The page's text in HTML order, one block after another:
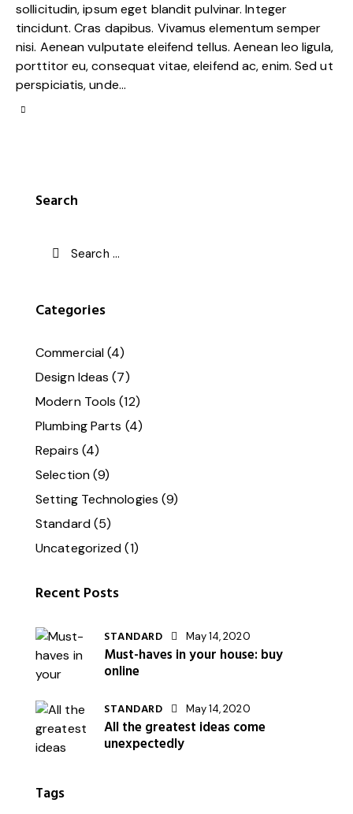
sollicitudin, ipsum eget blandit pulvinar. Integer
tincidunt. Cras dapibus. Vivamus elementum semper
nisi. Aenean vulputate eleifend tellus. Aenean leo ligula,
porttitor eu, consequat vitae, eleifend ac, enim. Sed ut
perspiciatis, unde…
Search
Categories
Commercial(4)
Design Ideas (7)
Modern Tools (12)
Plumbing Parts (4)
Repairs (4)
Selection(9)
Setting Technologies (9)
Standard(5)
Uncategorized(1)
Recent Posts
STANDARD May 14, 2020
Must-haves in your house: buy
online
STANDARD May 14, 2020
All the greatest ideas come
unexpectedly
Tags